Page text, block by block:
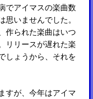
でアイマスの楽曲数
思いませんでした。
作られた楽曲はいつ
リリースが遅れた楽
しょうから、それを
すが、今年はアイマ